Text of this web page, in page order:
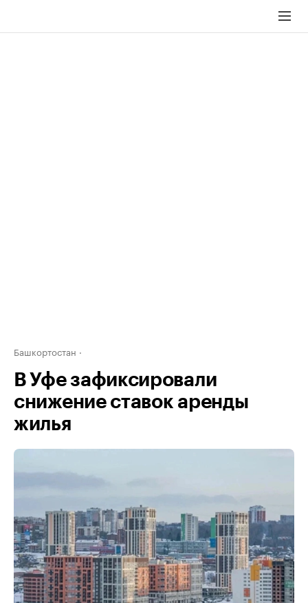
Башкортостан
В Уфе зафиксировали
снижение ставок аренды
жилья